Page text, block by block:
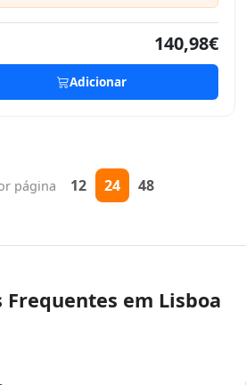
140,98€
Adicionar
página 12 24 48
Frequentes em Lisboa